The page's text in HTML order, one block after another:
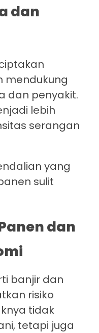
dan
mendukung
dan penyakit.
lebih
serangan
yang
sulit
dan
banjir dan
risiko
tidak
tetapi juga